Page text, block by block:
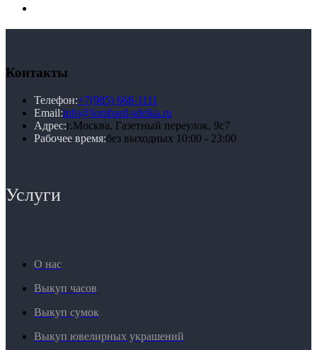
Контакты
Телефон:+7(985) 668-1111
Email:info@lombard-sdelka.ru
Адрес:г.Москва, Газетный переулок, 9с7
Рабочее время:без выходных 10:00 - 23:00
Услуги
О нас
Выкуп часов
Выкуп сумок
Выкуп ювелирных украшений